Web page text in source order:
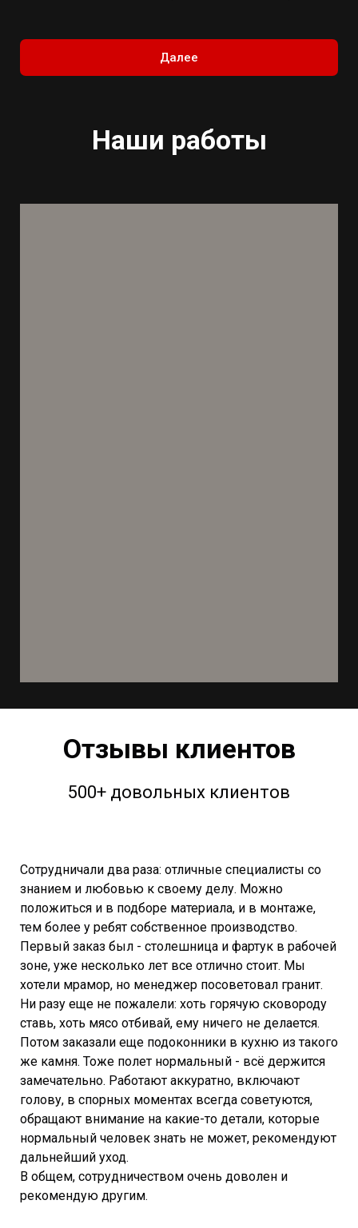
Далее
Наши работы
Отзывы клиентов
500+ довольных клиентов
Сотрудничали два раза: отличные специалисты со
знанием и любовью к своему делу. Можно
положиться и в подборе материала, и в монтаже,
тем более у ребят собственное производство.
Первый заказ был - столешница и фартук в рабочей
зоне, уже несколько лет все отлично стоит. Мы
хотели мрамор, но менеджер посоветовал гранит.
Ни разу еще не пожалели: хоть горячую сковороду
ставь, хоть мясо отбивай, ему ничего не делается.
Потом заказали еще подоконники в кухню из такого
же камня. Тоже полет нормальный - всё держится
замечательно. Работают аккуратно, включают
голову, в спорных моментах всегда советуются,
обращают внимание на какие-то детали, которые
нормальный человек знать не может, рекомендуют
дальнейший уход.
В общем, сотрудничеством очень доволен и
рекомендую другим.